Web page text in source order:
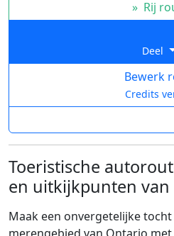
» Rij
Deel
Bewerk
Credits
Toeristische
en uitkijkpunten van
Maak een onvergetelijke